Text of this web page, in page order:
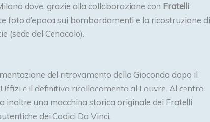
dove, grazie alla collaborazione con Fratelli
foto d’epoca sui bombardamenti e la ricostruzione di
(sede del Cenacolo).
del ritrovamento della Gioconda dopo il
e il definitivo ricollocamento al Louvre. Al centro
inoltre una macchina storica originale dei Fratelli
dei Codici Da Vinci.